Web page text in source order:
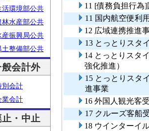
活環境部公共
林水産部公共
産振興局公共
土整備部公共
会計外
別会計
業会計
止・中止
11 [債務負担行為
11 国内航空便利
12 広域連携推進
13 とっとりスタ
14 とっとりスタ
強化推進）
15 とっとりスタ
進事業
16 外国人観光客
17 クルーズ客船
18 ウインターイ